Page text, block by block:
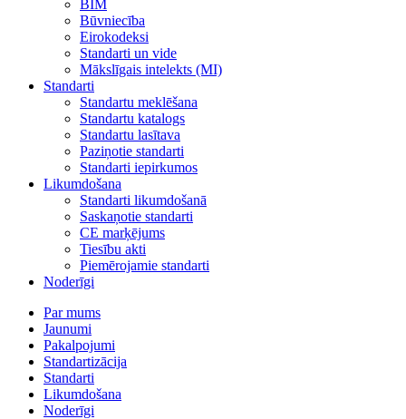
BIM
Būvniecība
Eirokodeksi
Standarti un vide
Mākslīgais intelekts (MI)
Standarti
Standartu meklēšana
Standartu katalogs
Standartu lasītava
Paziņotie standarti
Standarti iepirkumos
Likumdošana
Standarti likumdošanā
Saskaņotie standarti
CE marķējums
Tiesību akti
Piemērojamie standarti
Noderīgi
Par mums
Jaunumi
Pakalpojumi
Standartizācija
Standarti
Likumdošana
Noderīgi